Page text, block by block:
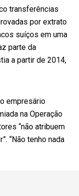
transferências
por extrato
suíços em uma
parte da
a partir de 2014,
empresário
na Operação
“não atribuem
“Não tenho nada